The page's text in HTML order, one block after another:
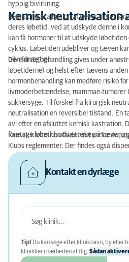
hyppig bivirkning.
Kemisk neutralisation
Kemisk neutralisation af tæver sigter
deres løbetid, ved at udskyde denne i
kan få hormoner til at udskyde
cyklus. Løbetiden udebliver og tæven
blive drægtig.
Den første behandling gives under
løbetiderne) og helst efter tævens
hormonbehandling kan medføre risiko
livmoderbetændelse, mammae-
sukkersyge. Til forskel fra kirurgisk
neutralisation en reversibel tilstand. En
avl efter en afsluttet kemisk kastration.
foretage løbetidsudsættelse på tæver
Kemisk kastration falder ind under
Klubs reglementer. Der findes også
Kontakt en dyrlæge
Tip! Du kan søge efter kliniknavn, by eller
klinikker i nærheden af ​​dig. Sådan